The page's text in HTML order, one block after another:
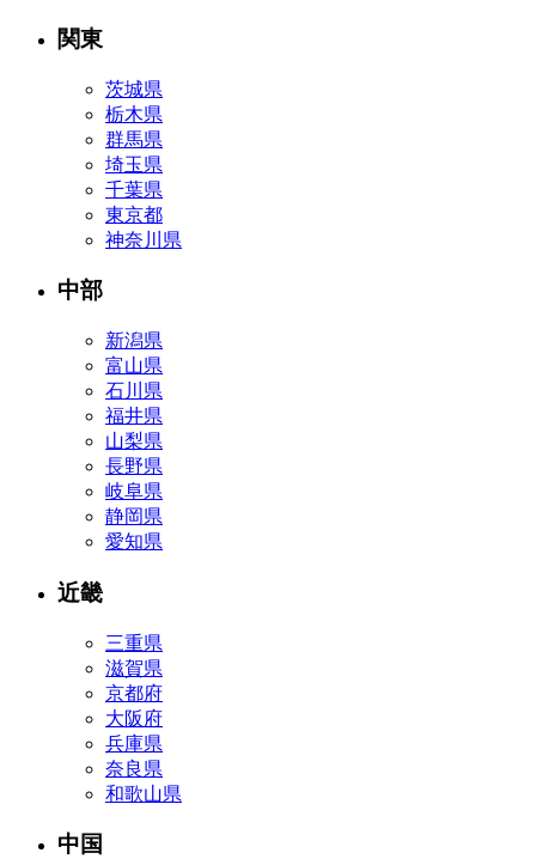
関東
茨城県
栃木県
群馬県
埼玉県
千葉県
東京都
神奈川県
中部
新潟県
富山県
石川県
福井県
山梨県
長野県
岐阜県
静岡県
愛知県
近畿
三重県
滋賀県
京都府
大阪府
兵庫県
奈良県
和歌山県
中国